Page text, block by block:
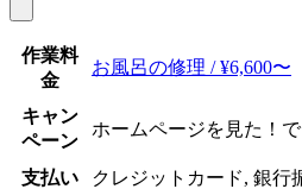
作業料
金
お風呂の修理 / ¥6,600〜
キャン
ペーン
ホームページを見た！
支払い
クレジットカード, 銀行